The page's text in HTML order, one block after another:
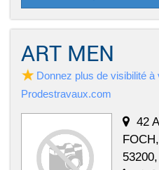
ART MEN
Donnez plus de visibilité
Prodestravaux.com
42
FOCH,